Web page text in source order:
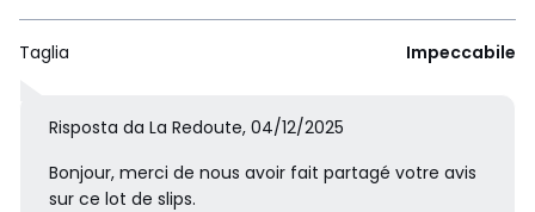
Taglia Impeccabile
Risposta da La Redoute, 04/12/2025
Bonjour, merci de nous avoir fait partagé votre avis
sur ce lot de slips.